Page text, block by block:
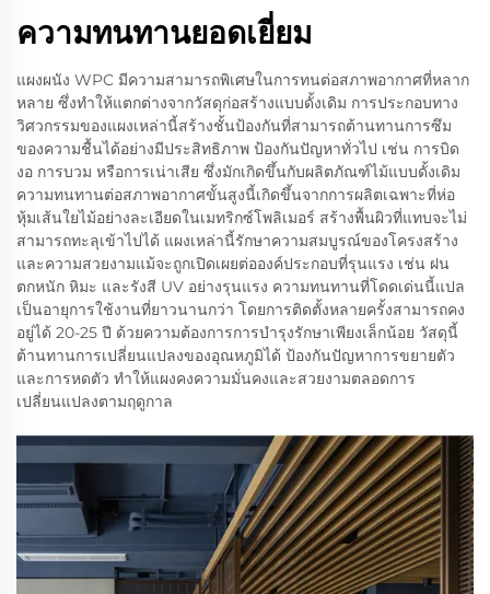
ความทนทานยอดเยี่ยม
แผงผนัง WPC มีความสามารถพิเศษในการทนต่อสภาพอากาศที่หลาก
หลาย ซึ่งทำให้แตกต่างจากวัสดุก่อสร้างแบบดั้งเดิม การประกอบทาง
วิศวกรรมของแผงเหล่านี้สร้างชั้นป้องกันที่สามารถต้านทานการซึม
ของความชื้นได้อย่างมีประสิทธิภาพ ป้องกันปัญหาทั่วไป เช่น การบิด
งอ การบวม หรือการเน่าเสีย ซึ่งมักเกิดขึ้นกับผลิตภัณฑ์ไม้แบบดั้งเดิม
ความทนทานต่อสภาพอากาศขั้นสูงนี้เกิดขึ้นจากการผลิตเฉพาะที่ห่อ
หุ้มเส้นใยไม้อย่างละเอียดในเมทริกซ์โพลิเมอร์ สร้างพื้นผิวที่แทบจะไม่
สามารถทะลุเข้าไปได้ แผงเหล่านี้รักษาความสมบูรณ์ของโครงสร้าง
และความสวยงามแม้จะถูกเปิดเผยต่อองค์ประกอบที่รุนแรง เช่น ฝน
ตกหนัก หิมะ และรังสี UV อย่างรุนแรง ความทนทานที่โดดเด่นนี้แปล
เป็นอายุการใช้งานที่ยาวนานกว่า โดยการติดตั้งหลายครั้งสามารถคง
อยู่ได้ 20-25 ปี ด้วยความต้องการการบำรุงรักษาเพียงเล็กน้อย วัสดุนี้
ต้านทานการเปลี่ยนแปลงของอุณหภูมิได้ ป้องกันปัญหาการขยายตัว
และการหดตัว ทำให้แผงคงความมั่นคงและสวยงามตลอดการ
เปลี่ยนแปลงตามฤดูกาล